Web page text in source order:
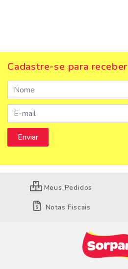
Cadastre-se para
Meus Pedidos
Notas Fiscais